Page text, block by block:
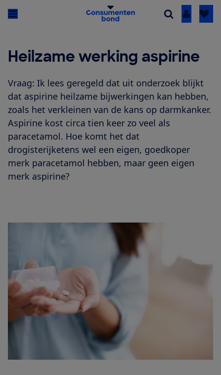
Inloggen
Heilzame werking aspirine
Vraag: Ik lees geregeld dat uit onderzoek blijkt
dat aspirine heilzame bijwerkingen kan hebben,
zoals het verkleinen van de kans op darmkanker.
Aspirine kost circa tien keer zo veel als
paracetamol. Hoe komt het dat
drogisterijketens wel een eigen, goedkoper
merk paracetamol hebben, maar geen eigen
merk aspirine?